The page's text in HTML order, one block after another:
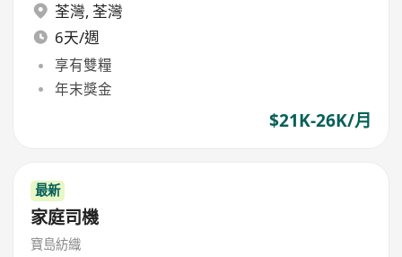
荃灣, 荃灣
6天/週
享有雙糧
年末獎金
$21K-26K/月
最新
家庭司機
寶島紡織